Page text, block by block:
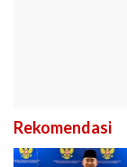
Rekomendasi